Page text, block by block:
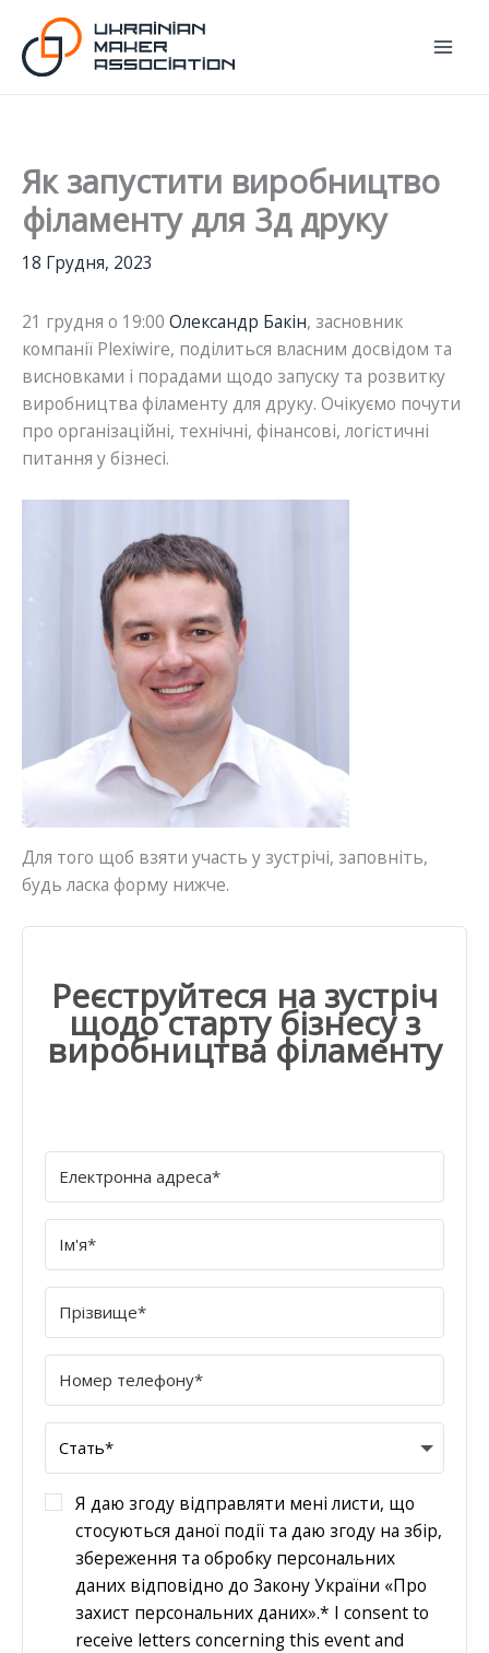
Перейти
вмісту
Як запустити виробництво
філаменту для 3д друку
18 Грудня, 2023
21 грудня о 19:00 Олександр Бакін, засновник
компанії Plexiwire, поділиться власним досвідом та
висновками і порадами щодо запуску та розвитку
виробництва філаменту для друку. Очікуємо почути
про організаційні, технічні, фінансові, логістичні
питання у бізнесі.
Для того щоб взяти участь у зустрічі, заповніть,
будь ласка форму нижче.
Реєструйтеся на зустріч
щодо старту бізнесу з
виробництва філаменту
Я даю згоду відправляти мені листи, що
стосуються даної події та даю згоду на збір,
збереження та обробку персональних
даних відповідно до Закону України «Про
захист персональних даних».* I consent to
receive letters concerning this event and